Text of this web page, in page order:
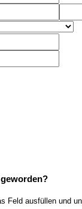
Feld ausfüllen und